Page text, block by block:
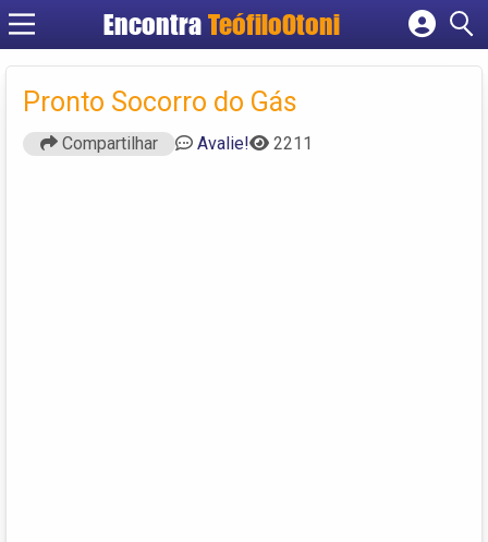
Encontra TeófiloOtoni
Cadastrar empresa
Criar conta
Pronto Socorro do Gás
Compartilhar Avalie! 2211